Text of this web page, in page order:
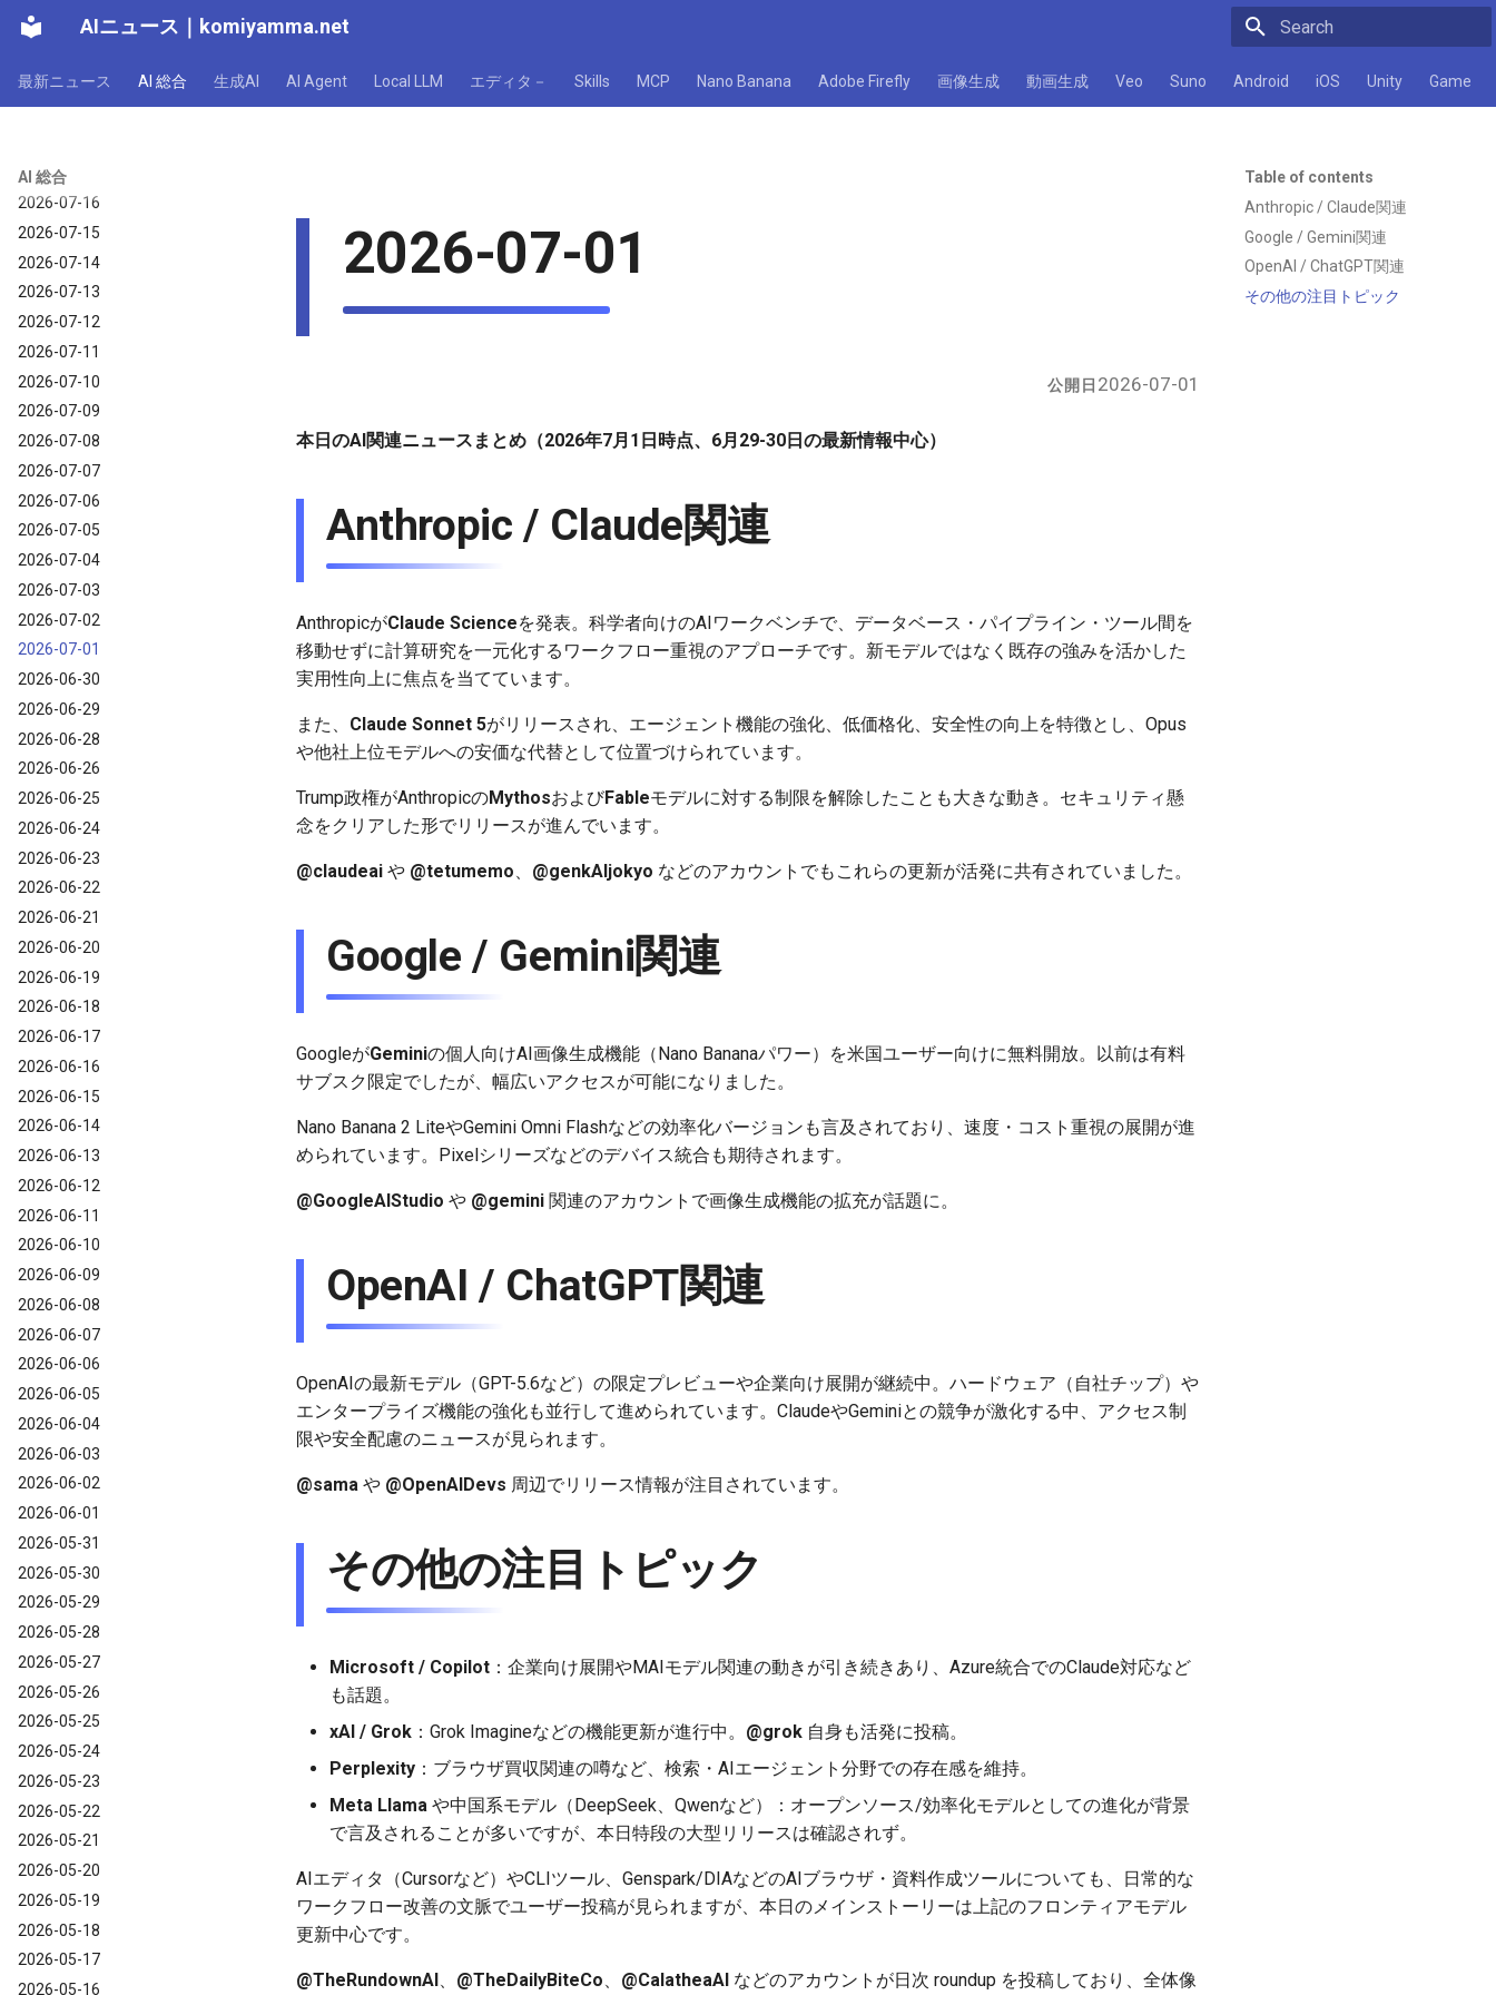
AIニュース komiyamma.net
最新ニュース AI 総合 生成AI AI Agent Local LLM エディタ－ Skills MCP Nano Banana Adobe Firefly 画像生成 動画生成 Veo Suno Android iOS Unity Game
AI 総合
2026-07-17
2026-07-16
2026-07-15
2026-07-14
2026-07-13
2026-07-12
2026-07-11
2026-07-10
2026-07-09
2026-07-08
2026-07-07
2026-07-06
2026-07-05
2026-07-04
2026-07-03
2026-07-02
2026-07-01
2026-06-30
2026-06-29
2026-06-28
2026-06-26
2026-06-25
2026-06-24
2026-06-23
2026-06-22
2026-06-21
2026-06-20
2026-06-19
2026-06-18
2026-06-17
2026-06-16
2026-06-15
2026-06-14
2026-06-13
2026-06-12
2026-06-11
2026-06-10
2026-06-09
2026-06-08
2026-06-07
2026-06-06
2026-06-05
2026-06-04
2026-06-03
2026-06-02
2026-06-01
2026-05-31
2026-05-30
2026-05-29
2026-05-28
2026-05-27
2026-05-26
2026-05-25
2026-05-24
2026-05-23
2026-05-22
2026-05-21
2026-05-20
2026-05-19
2026-05-18
2026-05-17
2026-05-16
Table of contents
Anthropic / Claude関連
Google / Gemini関連
OpenAI / ChatGPT関連
その他の注目トピック
2026-07-01
公開日 2026-07-01
本日のAI関連ニュースまとめ（2026年7月1日時点、6月29-30日の最新情報中心）
Anthropic / Claude関連
AnthropicがClaude Scienceを発表。科学者向けのAIワークベンチで、データベース・パイプライン・ツール間を
移動せずに計算研究を一元化するワークフロー重視のアプローチです。新モデルではなく既存の強みを活かした
実用性向上に焦点を当てています。
また、 Claude Sonnet 5がリリースされ、エージェント機能の強化、低価格化、安全性の向上を特徴とし、Opus
や他社上位モデルへの安価な代替として位置づけられています。
Trump政権がAnthropicのMythosおよびFableモデルに対する制限を解除したことも大きな動き。セキュリティ懸
念をクリアした形でリリースが進んでいます。
@claudeai や @tetumemo、 @genkAIjokyo などのアカウントでもこれらの更新が活発に共有されていました。
Google / Gemini関連
GoogleがGeminiの個人向けAI画像生成機能（Nano Bananaパワー）を米国ユーザー向けに無料開放。以前は有料
サブスク限定でしたが、幅広いアクセスが可能になりました。
Nano Banana 2 LiteやGemini Omni Flashなどの効率化バージョンも言及されており、速度・コスト重視の展開が進
められています。Pixelシリーズなどのデバイス統合も期待されます。
@GoogleAIStudio や @gemini 関連のアカウントで画像生成機能の拡充が話題に。
OpenAI / ChatGPT関連
OpenAIの最新モデル（GPT-5.6など）の限定プレビューや企業向け展開が継続中。ハードウェア（自社チップ）や
エンタープライズ機能の強化も並行して進められています。ClaudeやGeminiとの競争が激化する中、アクセス制
限や安全配慮のニュースが見られます。
@sama や @OpenAIDevs 周辺でリリース情報が注目されています。
その他の注目トピック
Microsoft / Copilot ：企業向け展開やMAIモデル関連の動きが引き続きあり、Azure統合でのClaude対応など
も話題。
xAI / Grok ：Grok Imagineなどの機能更新が進行中。 @grok 自身も活発に投稿。
Perplexity ：ブラウザ買収関連の噂など、検索・AIエージェント分野での存在感を維持。
Meta Llama や中国系モデル（DeepSeek、Qwenなど）：オープンソース/効率化モデルとしての進化が背景
で言及されることが多いですが、本日特段の大型リリースは確認されず。
AIエディタ（Cursorなど）やCLIツール、Genspark/DIAなどのAIブラウザ・資料作成ツールについても、日常的な
ワークフロー改善の文脈でユーザー投稿が見られますが、本日のメインストーリーは上記のフロンティアモデル
更新中心です。
@TheRundownAI、 @TheDailyBiteCo、 @CalatheaAI などのアカウントが日次 roundup を投稿しており、全体像